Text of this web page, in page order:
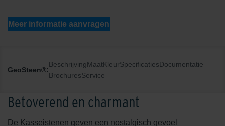
Meer informatie aanvragen
GeoSteen®:
BeschrijvingMaatKleurSpecificatiesDocumentatie
BrochuresService
Betoverend en charmant
De Kasseistenen geven een nostalgisch gevoel